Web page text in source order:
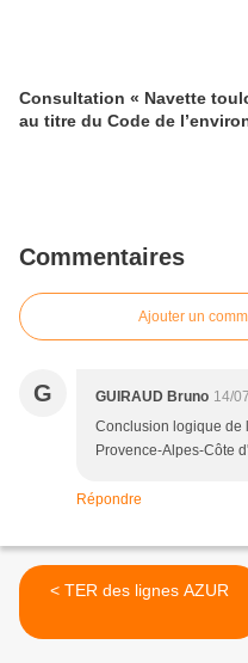
Consultation « Navette
au titre du Code de
Commentaires
Ajouter un
G GUIRAUD Bruno 14/
Conclusion logique de
Provence-Alpes-Côte
Répondre
< TER des lignes AZUR